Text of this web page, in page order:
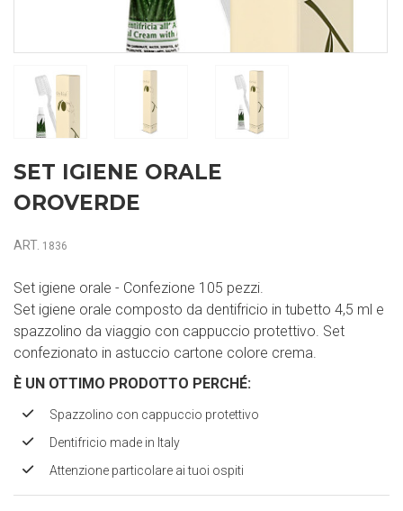
SET IGIENE ORALE
OROVERDE
ART. 1836
Set igiene orale - Confezione 105 pezzi.
Set igiene orale composto da dentifricio in tubetto 4,5 ml e
spazzolino da viaggio con cappuccio protettivo. Set
confezionato in astuccio cartone colore crema.
È UN OTTIMO PRODOTTO PERCHÉ:
Spazzolino con cappuccio protettivo
Dentifricio made in Italy
Attenzione particolare ai tuoi ospiti